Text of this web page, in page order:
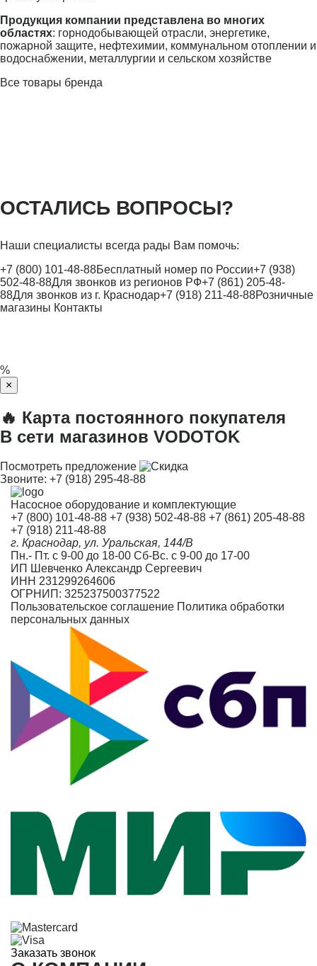
Продукция компании представлена во многих
областях: горнодобывающей отрасли, энергетике,
пожарной защите, нефтехимии, коммунальном отоплении и
водоснабжении, металлургии и сельском хозяйстве
Все товары бренда
ОСТАЛИСЬ ВОПРОСЫ?
Наши специалисты всегда рады Вам помочь:
+7 (800) 101-48-88Бесплатный номер по России+7 (938)
502-48-88Для звонков из регионов РФ+7 (861) 205-48-
88Для звонков из г. Краснодар+7 (918) 211-48-88Розничные
магазины Контакты
%
×
🔥 Карта постоянного покупателя
В сети магазинов VODOTOK
Посмотреть предложение
Звоните: +7 (918) 295-48-88
Насосное оборудование и комплектующие
+7 (800) 101-48-88 +7 (938) 502-48-88 +7 (861) 205-48-88
+7 (918) 211-48-88
г. Краснодар, ул. Уральская, 144/В
Пн.- Пт. с 9-00 до 18-00 Сб-Вс. с 9-00 до 17-00
ИП Шевченко Александр Сергеевич
ИНН 231299264606
ОГРНИП: 325237500377522
Пользовательское соглашение Политика обработки
персональных данных
Заказать звонок